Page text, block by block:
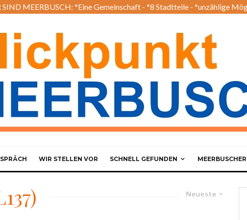
SIND MEERBUSCH: *Eine Gemeinschaft - *8 Stadtteile - *unzählige
WIR STELLEN VOR SCHNELL GEFUNDEN
Neueste